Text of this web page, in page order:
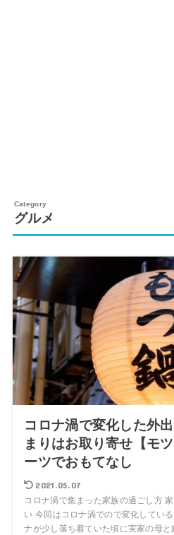
グルメ
コロナ渦で変化した外
まりはお取り寄せ【モ
ーツでおもてなし
2021.05.07
コロナ渦で集まった家族の過ごし方
い 今回はコロナ渦でので変化してい
ナが少し落ち着ていた頃に実家の母